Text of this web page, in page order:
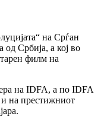
на Срѓан
од Србија, а кој во
филм на
на IDFA, а по IDFA
на престижниот